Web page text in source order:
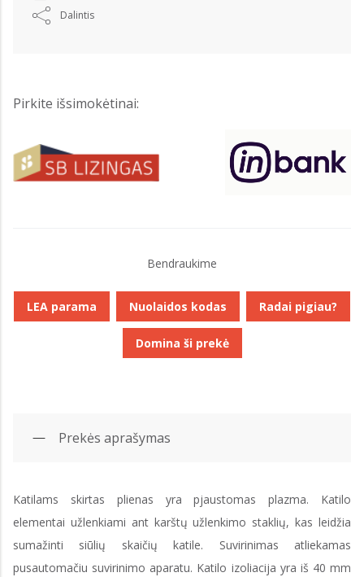
Dalintis
Pirkite išsimokėtinai:
Bendraukime
LEA parama Nuolaidos kodas Radai pigiau?
Domina ši prekė
Prekės aprašymas
Katilams skirtas plienas yra pjaustomas plazma. Katilo
elementai užlenkiami ant karštų užlenkimo staklių, kas leidžia
sumažinti siūlių skaičių katile. Suvirinimas atliekamas
pusautomačiu suvirinimo aparatu. Katilo izoliacija yra iš 40 mm